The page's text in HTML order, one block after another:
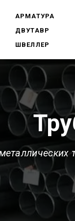
АРМАТУРА
ДВУТАВР
ШВЕЛЛЕР